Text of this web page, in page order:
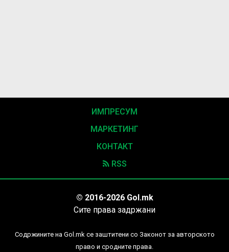
ИМПРЕСУМ
МАРКЕТИНГ
КОНТАКТ
RSS
© 2016-2026 Gol.mk
Сите права задржани
Содржините на Gol.mk се заштитени со Законот за авторското
право и сродните права.